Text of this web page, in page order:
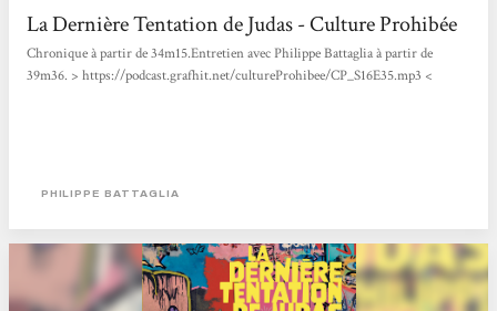
La Dernière Tentation de Judas - Culture Prohibée
Chronique à partir de 34m15.Entretien avec Philippe Battaglia à partir de
39m36. > https://podcast.grafhit.net/cultureProhibee/CP_S16E35.mp3 <
PHILIPPE BATTAGLIA